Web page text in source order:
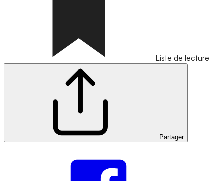
Liste de lecture
Partager